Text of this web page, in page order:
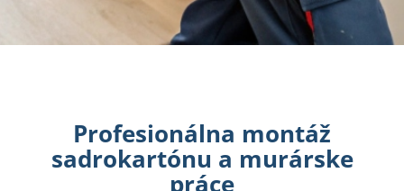
Profesionálna montáž
sadrokartónu a murárske
práce